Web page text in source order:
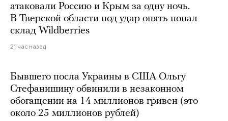
атаковали Россию и Крым за одну ночь.
В Тверской области под удар опять попал
склад Wildberries
21 час назад
Бывшего посла Украины в США Ольгу
Стефанишину обвинили в незаконном
обогащении на 14 миллионов гривен (это
около 25 миллионов рублей)